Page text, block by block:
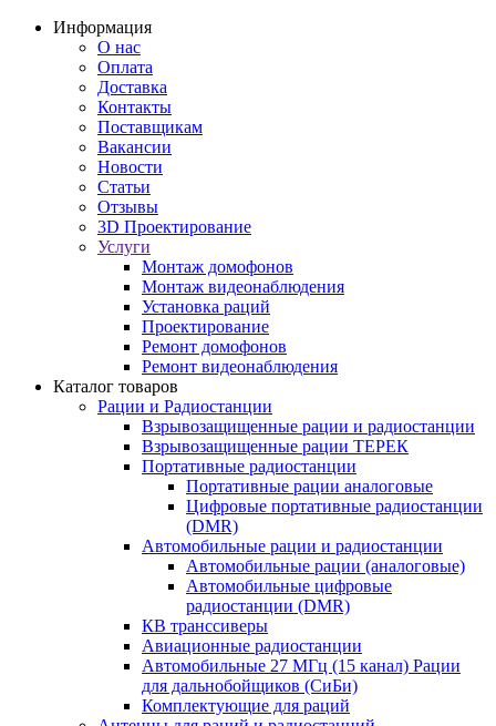
Информация
О нас
Оплата
Доставка
Контакты
Поставщикам
Вакансии
Новости
Статьи
Отзывы
3D Проектирование
Услуги
Монтаж домофонов
Монтаж видеонаблюдения
Установка раций
Проектирование
Ремонт домофонов
Ремонт видеонаблюдения
Каталог товаров
Рации и Радиостанции
Взрывозащищенные рации и радиостанции
Взрывозащищенные рации ТЕРЕК
Портативные радиостанции
Портативные рации аналоговые
Цифровые портативные радиостанции
(DMR)
Автомобильные рации и радиостанции
Автомобильные рации (аналоговые)
Автомобильные цифровые
радиостанции (DMR)
КВ транссиверы
Авиационные радиостанции
Автомобильные 27 МГц (15 канал) Рации
для дальнобойщиков (СиБи)
Комплектующие для раций